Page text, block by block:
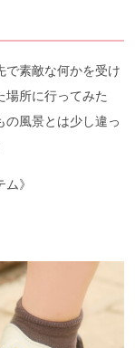
で素敵な何かを受け
場所に行ってみた
の風景とは少し違っ
》